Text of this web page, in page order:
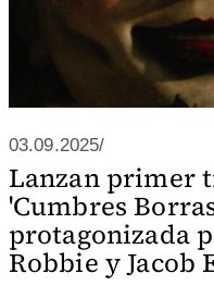
03.09.2025/
Lanzan primer
'Cumbres
protagonizada
Robbie y Jacob